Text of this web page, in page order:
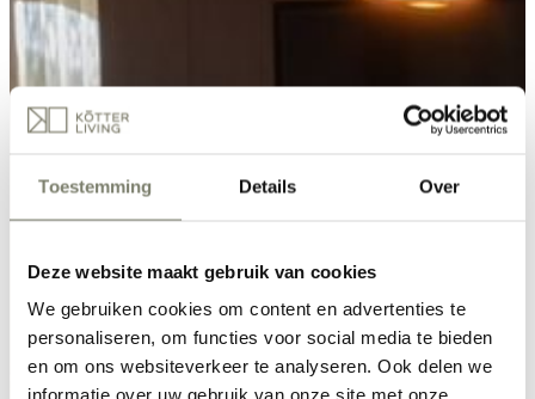
Toestemming Details Over
Deze website maakt gebruik van cookies
We gebruiken cookies om content en advertenties te
personaliseren, om functies voor social media te bieden
en om ons websiteverkeer te analyseren. Ook delen we
informatie over uw gebruik van onze site met onze